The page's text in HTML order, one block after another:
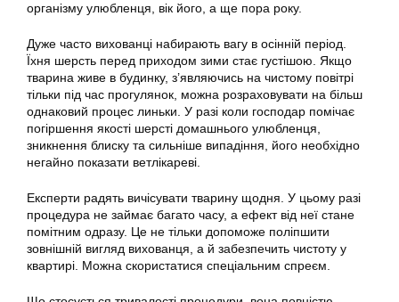
організму улюбленця, вік його, а ще пора року.
Дуже часто вихованці набирають вагу в осінній період.
Їхня шерсть перед приходом зими стає густішою. Якщо
тварина живе в будинку, з’являючись на чистому повітрі
тільки під час прогулянок, можна розраховувати на більш
однаковий процес линьки. У разі коли господар помічає
погіршення якості шерсті домашнього улюбленця,
зникнення блиску та сильніше випадіння, його необхідно
негайно показати ветлікареві.
Експерти радять вичісувати тварину щодня. У цьому разі
процедура не займає багато часу, а ефект від неї стане
помітним одразу. Це не тільки допоможе поліпшити
зовнішній вигляд вихованця, а й забезпечить чистоту у
квартирі. Можна скористатися спеціальним спреєм.